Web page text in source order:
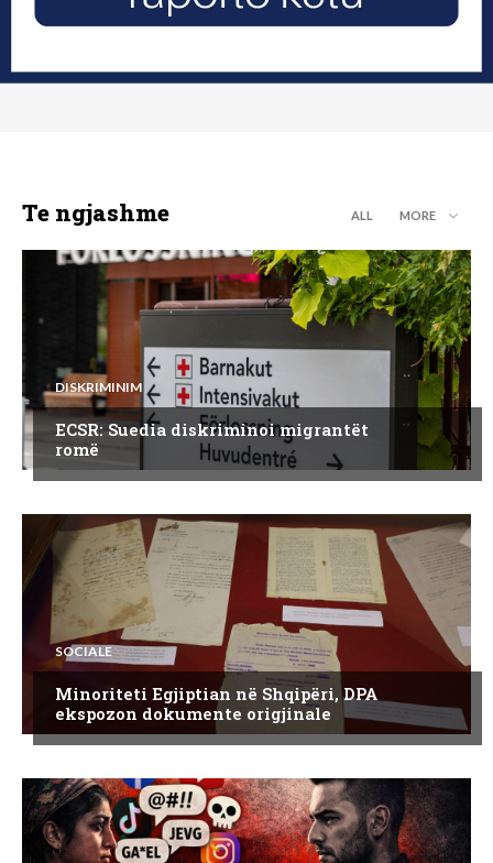
Te ngjashme ALL MORE
DISKRIMINIM
ECSR: Suedia diskriminoi migrantët
romë
SOCIALE
Minoriteti Egjiptian në Shqipëri, DPA
ekspozon dokumente origjinale